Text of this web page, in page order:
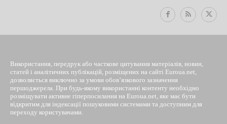
Використання, передрук або часткове цитування матеріалів, новин,
статей і аналітичних публікацій, розміщених на сайті Euroua.net,
дозволяється виключно за умови обов’язкового зазначення
першоджерела. При будь-якому використанні контенту необхідно
розміщувати активне гіперпосилання на Euroua.net, яке має бути
відкритим для індексації пошуковими системами та доступним для
переходу користувачами.